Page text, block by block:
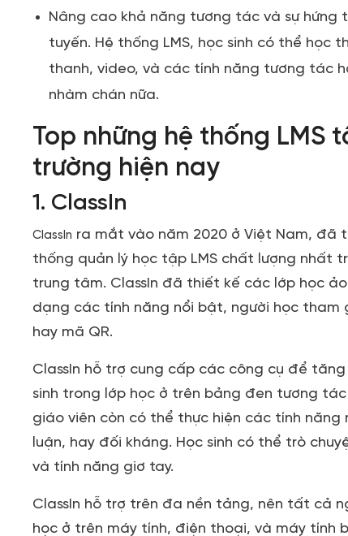
Nâng cao khả năng tương tác và sự hứng
tuyến. Hệ thống LMS, học sinh có thể học
thanh, video, và các tính năng tương tác
nhàm chán nữa.
Top những hệ thống
trường hiện nay
1. ClassIn
ClassIn ra mắt vào năm 2020 ở Việt Nam, đã
thống quản lý học tập LMS chất lượng nhất
trung tâm. ClassIn đã thiết kế các lớp học
dạng các tính năng nổi bật, người học
hay mã QR.
ClassIn hỗ trợ cung cấp các công cụ để
sinh trong lớp học ở trên bảng đen tương
giáo viên còn có thể thực hiện các tính
luận, hay đối kháng. Học sinh có thể trò
và tính năng giơ tay.
ClassIn hỗ trợ trên đa nền tảng, nên tất cả
học ở trên máy tính, điện thoại, và máy tính